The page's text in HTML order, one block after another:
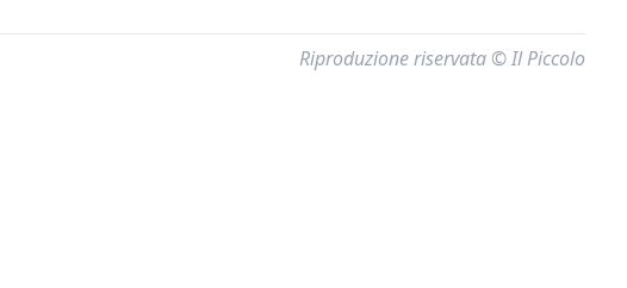
Riproduzione riservata © Il Piccolo